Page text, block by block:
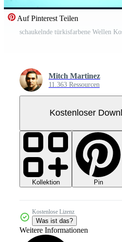
Auf Pinterest Teilen
schaukelnde türkisfarbene Wellen
Mitch Martinez
11.363 Ressourcen
Kostenloser
Kollektion Pin
Kostenlose Lizenz
Was ist das?
Weitere Informationen